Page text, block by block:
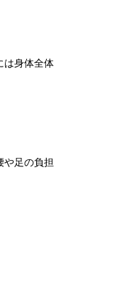
は身体全体
や足の負担